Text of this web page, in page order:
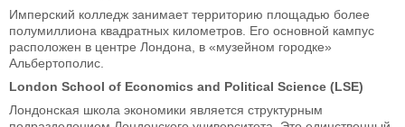
Имперский колледж занимает территорию площадью более
полумиллиона квадратных километров. Его основной кампус
расположен в центре Лондона, в «музейном городке»
Альбертополис.
London School of Economics and Political Science (LSE)
Лондонская школа экономики является структурным